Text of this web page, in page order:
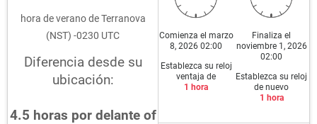
hora de verano de Terranova
(NST) -0230 UTC
Diferencia desde su
ubicación:
4.5 horas por delante of
Comienza el marzo
8, 2026 02:00
Establezca su reloj
ventaja de
1 hora
Finaliza el
noviembre 1, 2026
02:00
Establezca su reloj
de nuevo
1 hora